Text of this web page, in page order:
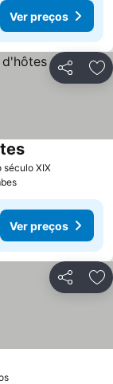
Ver preços
Partilhar
século XIX
Ver preços
Partilhar